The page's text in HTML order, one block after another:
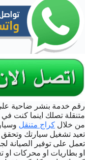
رقم خدمة بنشر ضاحية
متنقلة تصلك اينما كنت
من خلال كراج متنقل
تعيد تشغيل سيارتك
تعمل على توفير الصيانة
او بطاريات او محركات او